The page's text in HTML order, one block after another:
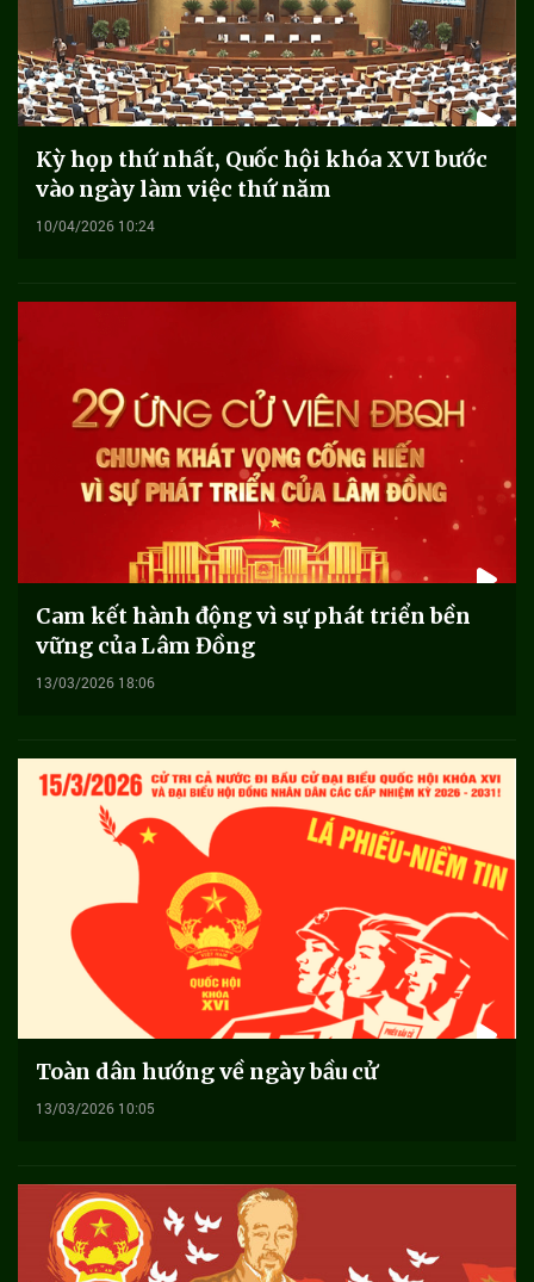
Kỳ họp thứ nhất, Quốc hội khóa XVI bước
vào ngày làm việc thứ năm
10/04/2026 10:24
Cam kết hành động vì sự phát triển bền
vững của Lâm Đồng
13/03/2026 18:06
Toàn dân hướng về ngày bầu cử
13/03/2026 10:05